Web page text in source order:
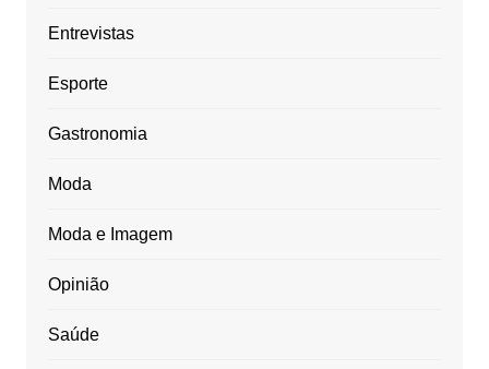
Entrevistas
Esporte
Gastronomia
Moda
Moda e Imagem
Opinião
Saúde